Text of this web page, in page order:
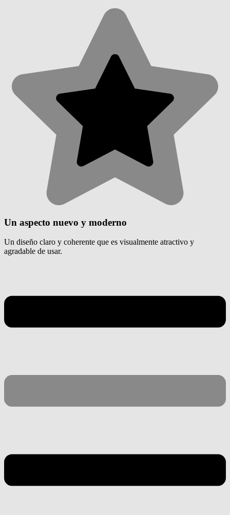
Un aspecto nuevo y moderno
Un diseño claro y coherente que es visualmente atractivo y
agradable de usar.